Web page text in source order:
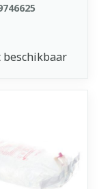
beschikbaar